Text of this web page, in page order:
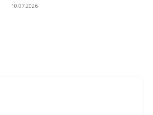
10.07.2026